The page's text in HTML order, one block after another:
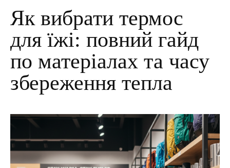
Як вибрати термос
для їжі: повний гайд
по матеріалах та часу
збереження тепла